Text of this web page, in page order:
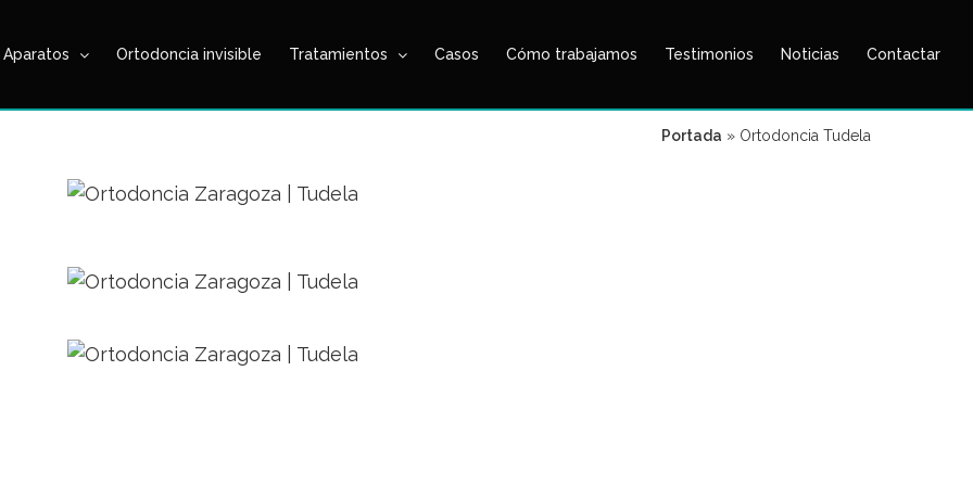
Aparatos Ortodoncia invisible Tratamientos Casos Cómo trabajamos Testimonios Noticias Contactar
Portada » Ortodoncia Tudela